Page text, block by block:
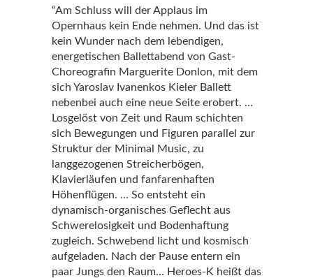
“Am Schluss will der Applaus im
Opernhaus kein Ende nehmen. Und das ist
kein Wunder nach dem lebendigen,
energetischen Ballettabend von Gast-
Choreografin Marguerite Donlon, mit dem
sich Yaroslav Ivanenkos Kieler Ballett
nebenbei auch eine neue Seite erobert. …
Losgelöst von Zeit und Raum schichten
sich Bewegungen und Figuren parallel zur
Struktur der Minimal Music, zu
langgezogenen Streicherbögen,
Klavierläufen und fanfarenhaften
Höhenflügen. … So entsteht ein
dynamisch-organisches Geflecht aus
Schwerelosigkeit und Bodenhaftung
zugleich. Schwebend licht und kosmisch
aufgeladen. Nach der Pause entern ein
paar Jungs den Raum… Heroes-K heißt das